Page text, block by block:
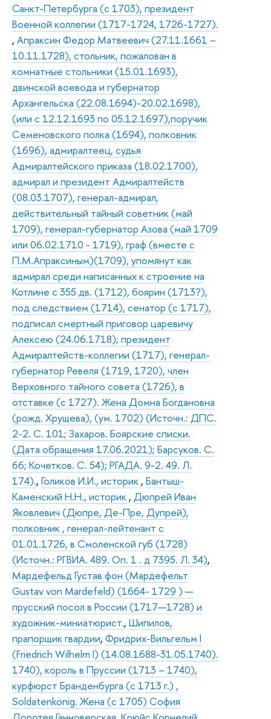
Санкт-Петербурга (с 1703), президент
Военной коллегии (1717-1724, 1726-1727).
, Апраксин Федор Матвеевич (27.11.1661 –
10.11.1728), стольник, пожалован в
комнатные стольники (15.01.1693),
двинской воевода и губернатор
Архангельска (22.08.1694)-20.02.1698),
(или с 12.12.1693 по 05.12.1697),поручик
Семеновского полка (1694), полковник
(1696), адмиралтеец, судья
Адмиралтейского приказа (18.02.1700),
адмирал и президент Адмиралтейств
(08.03.1707), генерал-адмирал,
действительный тайный советник (май
1709), генерал-губернатор Азова (май 1709
или 06.02.1710 - 1719), граф (вместе с
П.М.Апраксиным)(1709), упомянут как
адмирал среди написанных к строение на
Котлине с 355 дв. (1712), боярин (1713?),
под следствием (1714), сенатор (с 1717),
подписал смертный приговор царевичу
Алексею (24.06.1718); президент
Адмиралтейств-коллегии (1717), генерал-
губернатор Ревеля (1719, 1720), член
Верховного тайного совета (1726), в
отставке (с 1727). Жена Домна Богдановна
(рожд. Хрущева), (ум. 1702) (Источн.: ДПС.
2-2. С. 101; Захаров. Боярские списки.
(Дата обращения 17.06.2021); Барсуков. С.
66; Кочетков. С. 54); РГАДА. 9-2. 49. Л.
174)., Голиков И.И., историк , Бантыш-
Каменский Н.Н., историк , Дюпрей Иван
Яковлевич (Дюпре, Де-Пре, Дупрей),
полковник , генерал-лейтенант с
01.01.1726, в Смоленской губ (1728)
(Источн.: РГВИА. 489. Оп. 1 . д 7395. Л. 34),
Мардефельд Густав фон (Мардефельт
Gustav von Mardefeld) (1664- 1729 ) —
прусский посол в России (1717—1728) и
художник-миниатюрист., Шипилов,
прапорщик гвардии, Фридрих-Вильгельм I
(Friedrich Wilhelm I) (14.08.1688-31.05.1740).
1740), король в Пруссии (1713 – 1740),
курфюрст Бранденбурга (с 1713 г.) ,
Soldatenkönig. Жена (с 1705) София